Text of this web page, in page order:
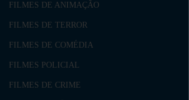
FILMES DE ANIMAÇÃO
FILMES DE TERROR
FILMES DE COMÉDIA
FILMES POLICIAL
FILMES DE CRIME